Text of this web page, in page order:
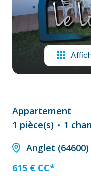
NOS
PRESTATIONS
CONTACT
Appartement
1 pièce(s)
1
Anglet (64600)
615 € CC*